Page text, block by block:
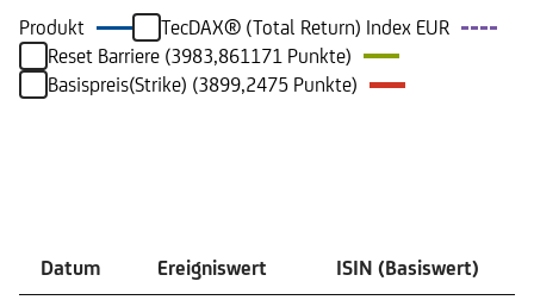
Produkt
TecDAX® (Total Return) Index EUR
Reset Barriere (3983,861171 Punkte)
Basispreis(Strike) (3899,2475 Punkte)
Datum Ereigniswert ISIN (Basiswert)